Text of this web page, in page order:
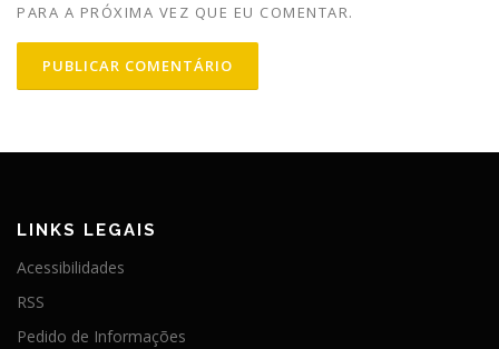
PARA A PRÓXIMA VEZ QUE EU COMENTAR.
LINKS LEGAIS
Acessibilidades
RSS
Pedido de Informações